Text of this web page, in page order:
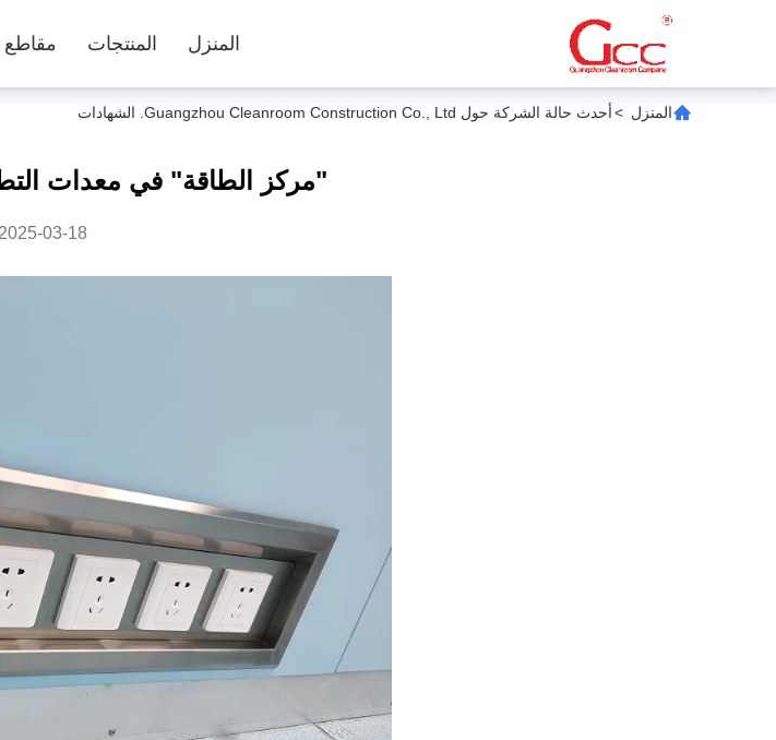
المنزل المنتجات مقاطع
المنزل >أحدث حالة الشركة حول Guangzhou Cleanroom Construction Co., Ltd. الشهادات
"مركز الطاقة" في معدات
2025-03-18